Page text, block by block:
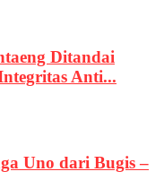
Ditandai
Anti...
Uno dari Bugis –